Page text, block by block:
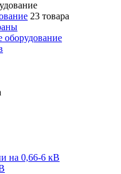
23 товара
на 0,66-6 кВ